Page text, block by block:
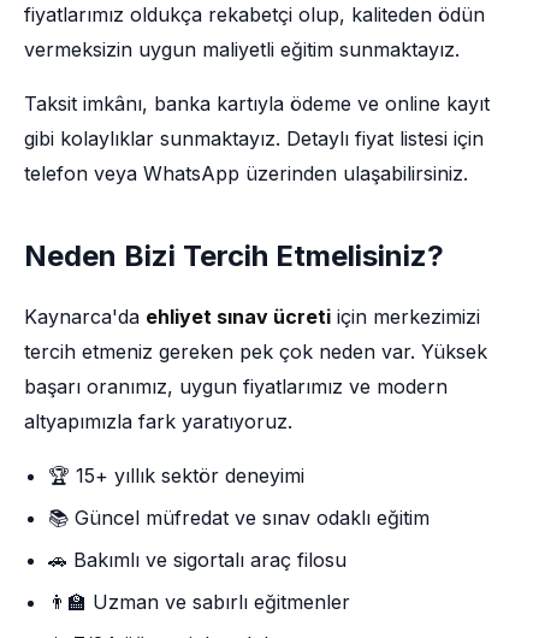
fiyatlarımız oldukça rekabetçi olup, kaliteden ödün
vermeksizin uygun maliyetli eğitim sunmaktayız.
Taksit imkânı, banka kartıyla ödeme ve online kayıt
gibi kolaylıklar sunmaktayız. Detaylı fiyat listesi için
telefon veya WhatsApp üzerinden ulaşabilirsiniz.
Neden Bizi Tercih Etmelisiniz?
Kaynarca'da ehliyet sınav ücreti için merkezimizi
tercih etmeniz gereken pek çok neden var. Yüksek
başarı oranımız, uygun fiyatlarımız ve modern
altyapımızla fark yaratıyoruz.
🏆 15+ yıllık sektör deneyimi
📚 Güncel müfredat ve sınav odaklı eğitim
🚗 Bakımlı ve sigortalı araç filosu
👨‍🏫 Uzman ve sabırlı eğitmenler